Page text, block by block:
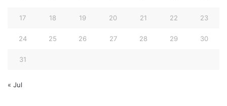
17 18 19 20 21 22 23
24 25 26 27 28 29 30
31
« Jul